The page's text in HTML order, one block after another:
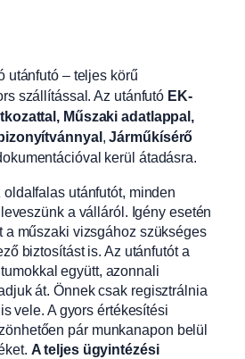
utánfutó – teljes körű
szállítással. Az utánfutó EK-
Műszaki adatlappal,
,Járműkísérő
kerül átadásra.
utánfutót, minden
a válláról. Igény esetén
a műszaki vizsgához szükséges
biztosítást is. Az utánfutót a
együtt, azonnali
át. Önnek csak regisztrálnia
vele. A gyors értékesítési
pár munkanapon belül
A teljes ügyintézési